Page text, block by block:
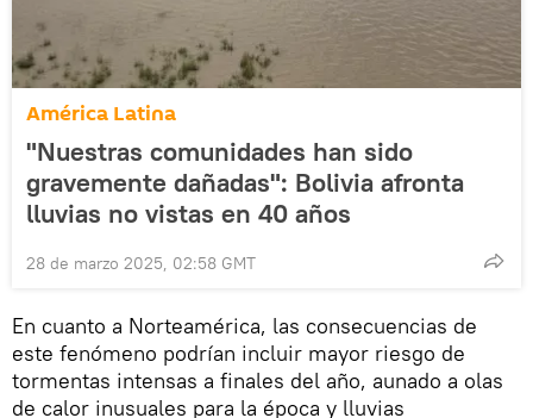
América Latina
"Nuestras comunidades han sido
gravemente dañadas": Bolivia afronta
lluvias no vistas en 40 años
28 de marzo 2025, 02:58 GMT
En cuanto a Norteamérica, las consecuencias de
este fenómeno podrían incluir mayor riesgo de
tormentas intensas a finales del año, aunado a olas
de calor inusuales para la época y lluvias